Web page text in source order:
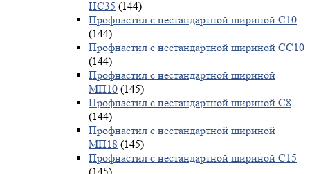
НС35 (144)
Профнастил с нестандартной шириной С10
(144)
Профнастил с нестандартной шириной СС10
(144)
Профнастил с нестандартной шириной
МП10 (145)
Профнастил с нестандартной шириной С8
(144)
Профнастил с нестандартной шириной
МП18 (145)
Профнастил с нестандартной шириной С15